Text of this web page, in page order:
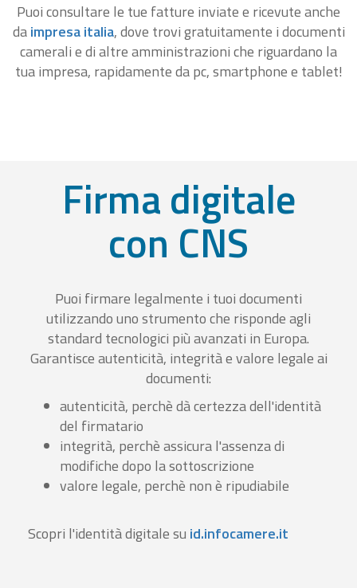
Puoi consultare le tue fatture inviate e ricevute anche
daimpresa italia, dove trovi gratuitamente i documenti
camerali e di altre amministrazioni che riguardano la
tua impresa, rapidamente da pc, smartphone e tablet!
Firma digitale
con CNS
Puoi firmare legalmente i tuoi documenti
utilizzando uno strumento che risponde agli
standard tecnologici più avanzati in Europa.
Garantisce autenticità, integrità e valore legale ai
documenti:
autenticità, perchè dà certezza dell'identità
del firmatario
integrità, perchè assicura l'assenza di
modifiche dopo la sottoscrizione
valore legale, perchè non è ripudiabile
Scopri l'identità digitale su id.infocamere.it